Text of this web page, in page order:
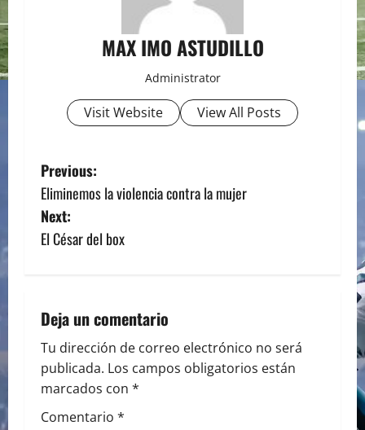
MAX IMO ASTUDILLO
Administrator
Visit Website View All Posts
P
o
s
n
a
v
i
Previous:
Eliminemos la violencia contra la mujer
Next:
El César del box
Deja un comentario
Tu dirección de correo electrónico no será
publicada. Los campos obligatorios están
marcados con *
Comentario *